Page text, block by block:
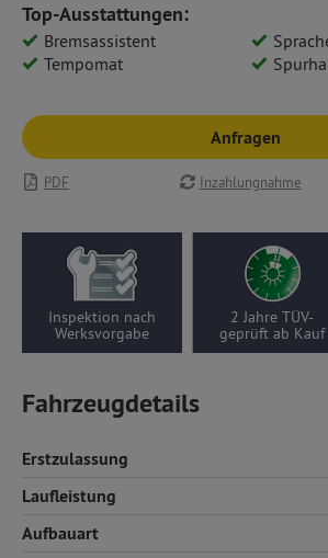
Top-Ausstattungen:
Bremsassistent
Tempomat
Anfragen
PDF Inzahlungnahme
Inspektion nach
Werksvorgabe
2 Jahre TÜV-
geprüft ab Kauf
Fahrzeugdetails
Erstzulassung
Laufleistung
Aufbauart